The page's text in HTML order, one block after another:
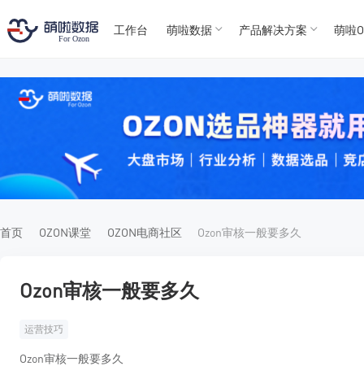
For
For
工作台 萌啦数据 产品解决方案 萌啦
首页 OZON课堂 OZON电商社区 Ozon审核一般要多久
Ozon审核一般要多久
运营技巧
Ozon审核一般要多久